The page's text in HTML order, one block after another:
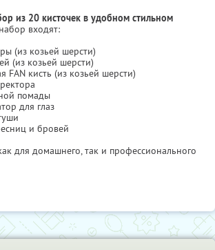
из 20 кисточек в удобном стильном
входят:
(из козьей шерсти)
(из козьей шерсти)
FAN кисть (из козьей шерсти)
помады
для глаз
и бровей
для домашнего, так и профессионального